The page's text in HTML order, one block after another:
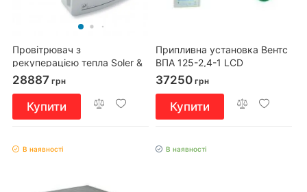
Провітрювач з
рекуперацією тепла Soler &
Palau Respiro 150 RD
28887 грн
Купити
Припливна установка Вентс
ВПА 125-2,4-1 LCD
37250 грн
Купити
В наявності В наявності